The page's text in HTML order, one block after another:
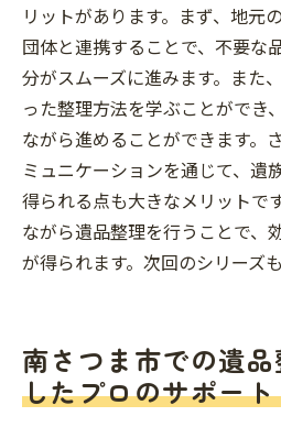
リットがあります。まず、地元
団体と連携することで、不要な
分がスムーズに進みます。また
った整理方法を学ぶことができ
ながら進めることができます。
ミュニケーションを通じて、遺
得られる点も大きなメリットで
ながら遺品整理を行うことで、
が得られます。次回のシリーズ
南さつま市での遺
したプロのサポート